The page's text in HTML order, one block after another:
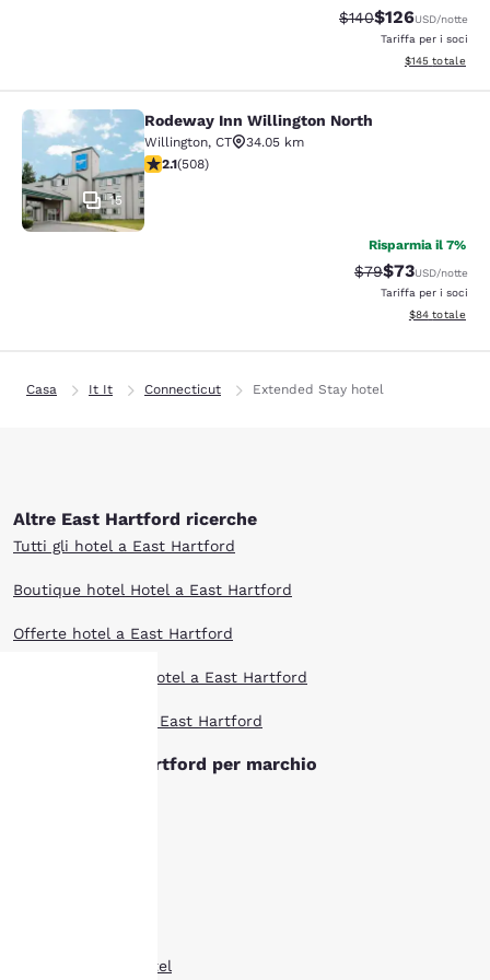
Tariffa di barratura:
$140Tariffa
$126USD/notte
Tariffa per i soci
Visualizza i
$145 totale
Rodeway Inn Willington North
15
Rodeway Inn Willington North
Willington, CT
34.05 km
Valutazione di 2.13 stelle. Discreto. 508 recensioni
2.1(508)
Risparmia il 7%
Tariffa di
$79Tariffa
$73USD/notte
Tariffa per i soci
Visualizza i
$84 totale
Casa It It Connecticut Extended Stay hotel
Altre East Hartford ricerche
Tutti gli hotel a East Hartford
Boutique hotel Hotel a East Hartford
Offerte hotel a East Hartford
Animali ammessi Hotel a East Hartford
I più votati Hotel a East Hartford
Hotel di East Hartford per marchio
Comfort Suites hotel